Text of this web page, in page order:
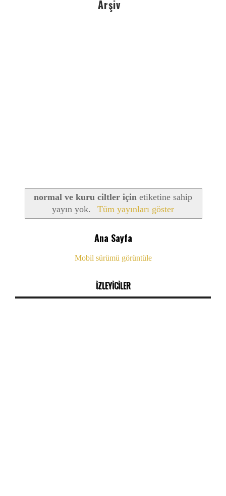
Arşiv
normal ve kuru ciltler için etiketine sahip
yayın yok.
Tüm yayınları göster
Ana Sayfa
Mobil sürümü görüntüle
İZLEYİCİLER